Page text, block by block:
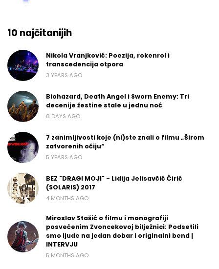
10 najčitanijih
Nikola Vranjković: Poezija, rokenrol i
transcedencija otpora
3 YEARS AGO
Biohazard, Death Angel i Sworn Enemy: Tri
decenije žestine stale u jednu noć
8 DAYS AGO
7 zanimljivosti koje (ni)ste znali o filmu „Širom
zatvorenih očiju“
5 YEARS AGO
BEZ "DRAGI MOJI" - Lidija Jelisavčić Ćirić
(SOLARIS) 2017
4 MONTHS AGO
Miroslav Stašić o filmu i monografiji
posvećenim Zvoncekovoj bilježnici: Podsetili
smo ljude na jedan dobar i originalni bend |
INTERVJU
5 MONTHS AGO